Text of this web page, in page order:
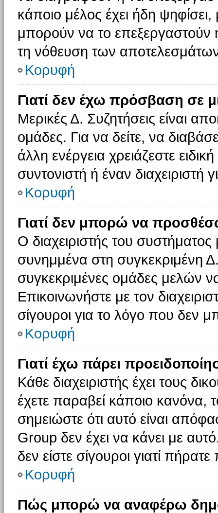
κάποιο μέλος έχει ήδη ψηφίσει,
μπορούν να το επεξεργαστούν
τη νόθευση των
Κορυφή
Γιατί δεν έχω πρόσβαση σε
Μερικές Δ. Συζητήσεις είναι
ομάδες. Για να δείτε, να
άλλη ενέργεια χρειάζεστε
συντονιστή ή έναν διαχειριστή
Κορυφή
Γιατί δεν μπορώ να
Ο διαχειριστής του
συνημμένα στη συγκεκριμένη
συγκεκριμένες ομάδες μελών
Επικοινωνήστε με τον
σίγουροι για το λόγο που δεν
Κορυφή
Γιατί έχω πάρει
Κάθε διαχειριστής έχει τους
έχετε παραβεί κάποιο κανόνα,
σημειώστε ότι αυτό είναι
Group δεν έχει να κάνει με
δεν είστε σίγουροι γιατί
Κορυφή
Πώς μπορώ να αναφέρω